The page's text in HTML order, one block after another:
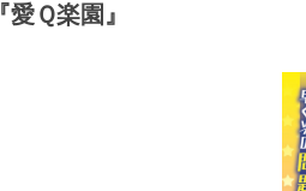
『愛Ｑ楽園』